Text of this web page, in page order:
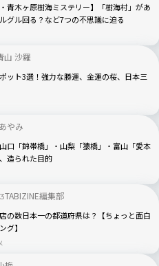
青木ヶ原樹海ミステリー】「樹海村」があ
グル回る？など7つの不思議に迫る
山 沙羅
ット3選！強力な勝運、金運の桜、日本三
あやみ
口「錦帯橋」・山梨「猿橋」・富山「愛本
造られた目的
TABIZINE編集部
の数日本一の都道府県は？【ちょっと面白
グ】